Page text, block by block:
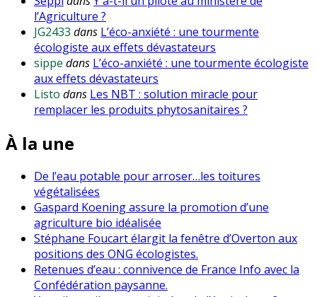
l’Agriculture ?
JG2433 dans L’éco-anxiété : une tourmente
écologiste aux effets dévastateurs
sippe dans L’éco-anxiété : une tourmente écologiste
aux effets dévastateurs
Listo dans Les NBT : solution miracle pour
remplacer les produits phytosanitaires ?
À la une
De l’eau potable pour arroser…les toitures
végétalisées
Gaspard Koening assure la promotion d’une
agriculture bio idéalisée
Stéphane Foucart élargit la fenêtre d’Overton aux
positions des ONG écologistes.
Retenues d’eau : connivence de France Info avec la
Confédération paysanne.